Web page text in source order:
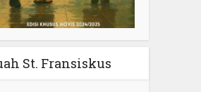
St. Fransiskus